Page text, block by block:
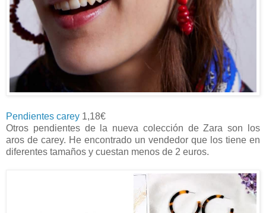
Pendientes carey 1,18€
Otros pendientes de la nueva colección de Zara son los
aros de carey. He encontrado un vendedor que los tiene en
diferentes tamaños y cuestan menos de 2 euros.